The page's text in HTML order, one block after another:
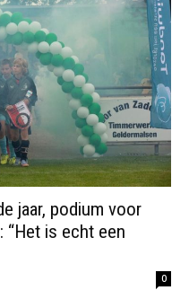
jaar, podium voor
“Het is echt een
0